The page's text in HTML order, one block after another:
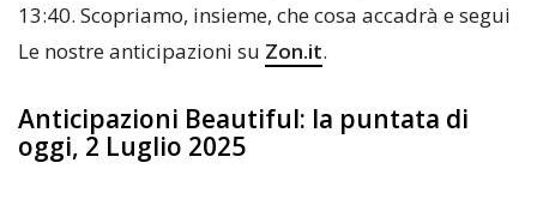
13:40. Scopriamo, insieme, che cosa accadrà e segui
Le nostre anticipazioni su Zon.it.
Anticipazioni Beautiful: la puntata di
oggi, 2 Luglio 2025